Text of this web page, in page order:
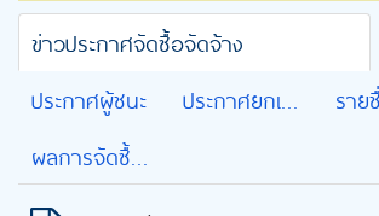
ข่าวประกาศจัดซื้อจัดจ้าง
ประกาศผู้ชนะ
ประกาศยกเลิกโครงการ
ผลการจัดซื้อจัดจ้าง